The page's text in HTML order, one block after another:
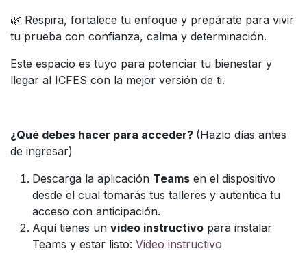
🌿 Respira, fortalece tu enfoque y prepárate para vivir
tu prueba con confianza, calma y determinación.
Este espacio es tuyo para potenciar tu bienestar y
llegar al ICFES con la mejor versión de ti.
¿Qué debes hacer para acceder? (Hazlo días antes
de ingresar)
Descarga la aplicación Teams en el dispositivo
desde el cual tomarás tus talleres y autentica tu
acceso con anticipación.
Aquí tienes un video instructivo para instalar
Teams y estar listo: Video instructivo